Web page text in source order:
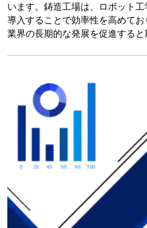
います。鋳造工場は、ロボット
導入することで効率性を高めて
業界の長期的な発展を促進すると